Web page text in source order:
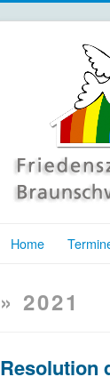
Home
» 2021
Resolution